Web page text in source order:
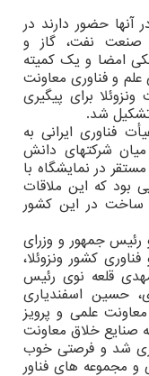
ایرانی در آنها حضور دارند در
صنعت نفت، گاز و
امضا و یک کمیته
و فناوری معاونت
برای پیگیری
شد.
فناوری ایرانی به
۲ هزار ملاقات میان شرکتهای دانش
در نمایشگاه با
بود که این ملاقات
ساخت در این کشور
رئیس جمهور و وزرای
کشور ونزوئلا،
قلعه نوی رئیس
حسین اسفندیاری
علمی و پرویز
صنایع خلاق معاونت
شد و فرصتی خوب
و مجموعه های فناور